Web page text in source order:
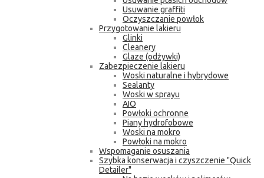
Usuwanie graffiti
Oczyszczanie powłok
Przygotowanie lakieru
Glinki
Cleanery
Glaze (odżywki)
Zabezpieczenie lakieru
Woski naturalne i hybrydowe
Sealanty
Woski w sprayu
AIO
Powłoki ochronne
Piany hydrofobowe
Woski na mokro
Powłoki na mokro
Wspomaganie osuszania
Szybka konserwacja i czyszczenie "Quick
Detailer"